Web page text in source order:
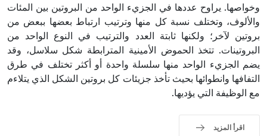
وخواصها. يراوح عددها في الجزيء الواحد من البروتين بين المئات
والألوف، وتختلف نسبة كل منها وترتيب ارتباط بعضها ببعض من
بروتين لآخر؛ ولكنها ثابتة العدد والترتيب في النوع الواحد من
البروتينات. تتخذ الحموض الأمينية المترابطة شكل سلاسل، وقد
يضم الجزيء الواحد منها سلسلة واحدة أو أكثر تختلف في طرق
التفافها وانطوائها بحيث تأخذ جزيئات كل بروتين الشكل الذي يتلاءم
مع الوظيفة التي يؤديها.
اقرأ المزيد